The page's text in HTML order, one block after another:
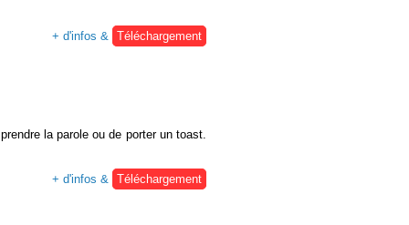
+ d'infos & Téléchargement
la parole ou de porter un toast.
+ d'infos &
Téléchargement